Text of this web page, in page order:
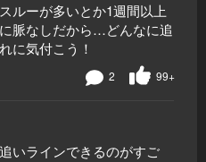
ルーが多いとか1週間以上
脈なしだから…どんなに追
に気付こう！
99+
2
いラインできるのがすご